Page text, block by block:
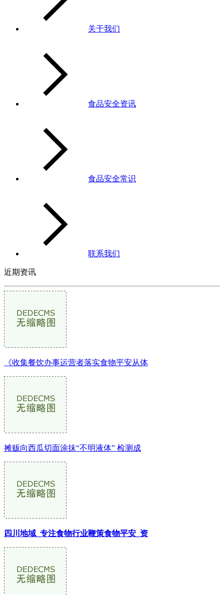
关于我们
食品安全资讯
食品安全常识
联系我们
近期资讯
《收集餐饮办事运营者落实食物平安从体
摊贩向西瓜切面涂抹“不明液体” 检测成
四川地域_专注食物行业鞭策食物平安_资